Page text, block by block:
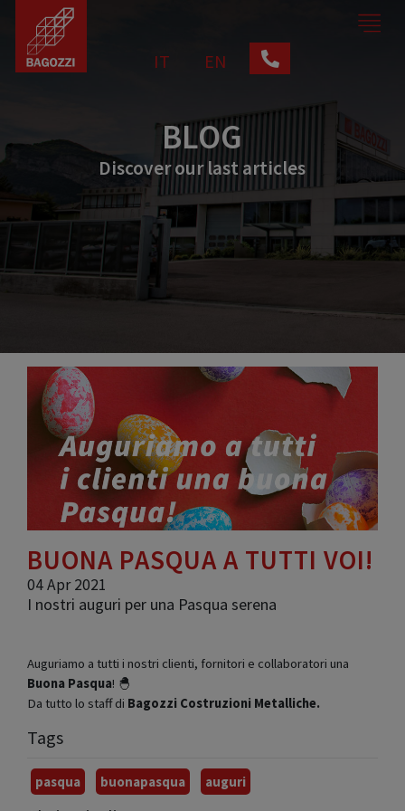
IT EN
BLOG
Discover our last articles
BUONA PASQUA A TUTTI VOI!
04 Apr 2021
I nostri auguri per una Pasqua serena
Auguriamo a tutti i nostri clienti, fornitori e collaboratori una
Buona Pasqua! 🐣
Da tutto lo staff di Bagozzi Costruzioni Metalliche.
Tags
pasqua buonapasqua auguri